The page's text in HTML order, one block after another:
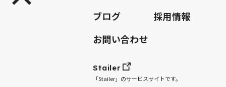
ブログ
採用情報
お問い合わせ
Stailer
「Stailer」のサービスサイトです。